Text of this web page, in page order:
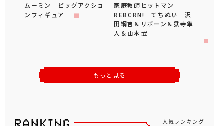
ムーミン ビッグアクショ
ンフィギュア
家庭教師ヒットマン
REBORN! てちぬい 沢
田綱吉＆リボーン＆獄寺隼
人＆山本武
もっと見る
人気ランキング